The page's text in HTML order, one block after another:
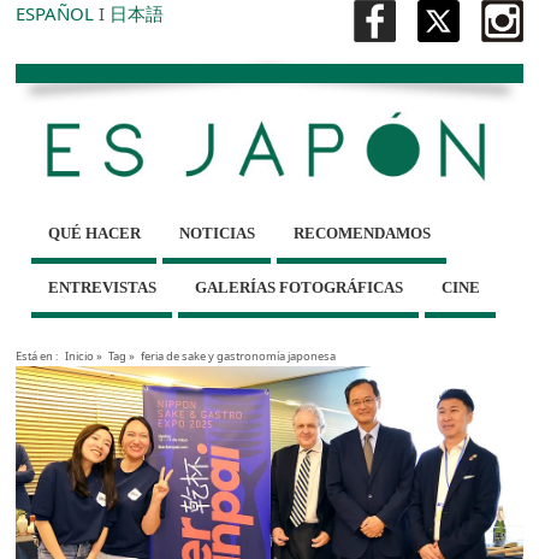
ESPAÑOL I 日本語
QUÉ HACER NOTICIAS RECOMENDAMOS
ENTREVISTAS GALERÍAS FOTOGRÁFICAS CINE
Está en : Inicio» Tag » feria de sake y gastronomía japonesa